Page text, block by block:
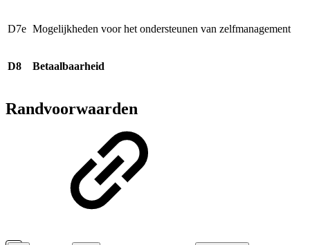
D7e Mogelijkheden voor het ondersteunen van zelfmanagement
D8 Betaalbaarheid
Randvoorwaarden